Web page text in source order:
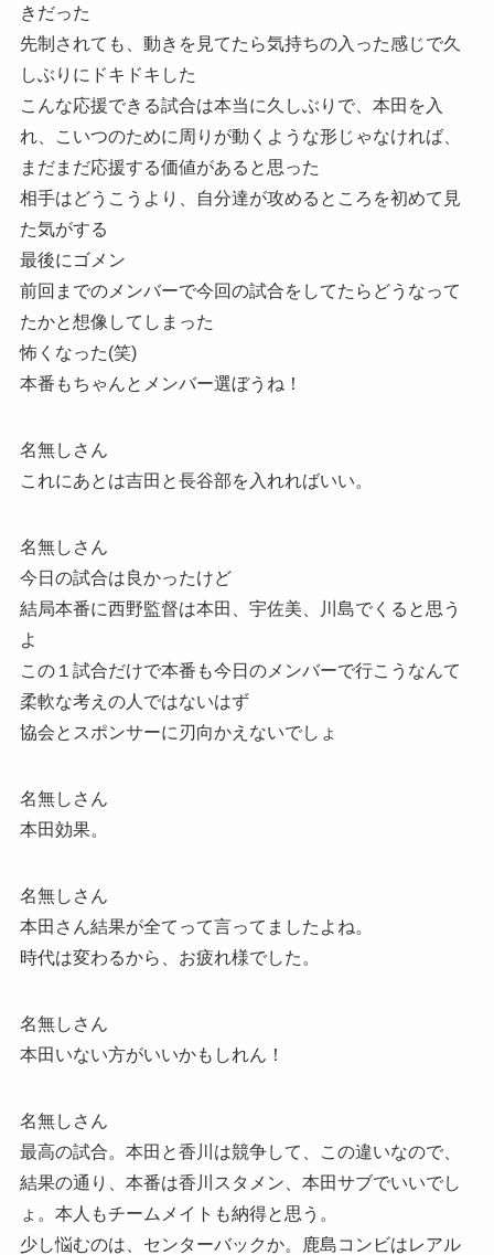
きだった
先制されても、動きを見てたら気持ちの入った感じで久
しぶりにドキドキした
こんな応援できる試合は本当に久しぶりで、本田を入
れ、こいつのために周りが動くような形じゃなければ、
まだまだ応援する価値があると思った
相手はどうこうより、自分達が攻めるところを初めて見
た気がする
最後にゴメン
前回までのメンバーで今回の試合をしてたらどうなって
たかと想像してしまった
怖くなった(笑)
本番もちゃんとメンバー選ぼうね！
名無しさん
これにあとは吉田と長谷部を入れればいい。
名無しさん
今日の試合は良かったけど
結局本番に西野監督は本田、宇佐美、川島でくると思う
よ
この１試合だけで本番も今日のメンバーで行こうなんて
柔軟な考えの人ではないはず
協会とスポンサーに刃向かえないでしょ
名無しさん
本田効果。
名無しさん
本田さん結果が全てって言ってましたよね。
時代は変わるから、お疲れ様でした。
名無しさん
本田いない方がいいかもしれん！
名無しさん
最高の試合。本田と香川は競争して、この違いなので、
結果の通り、本番は香川スタメン、本田サブでいいでし
ょ。本人もチームメイトも納得と思う。
少し悩むのは、センターバックか。鹿島コンビはレアル